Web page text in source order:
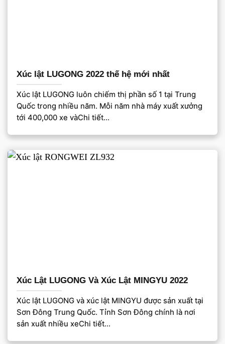
Xúc lật LUGONG 2022 thế hệ mới nhất
Xúc lật LUGONG luôn chiếm thị phần số 1 tại Trung
Quốc trong nhiều năm. Mỗi năm nhà máy xuất xưởng
tới 400,000 xe vàChi tiết...
Xúc Lật LUGONG Và Xúc Lật MINGYU 2022
Xúc lật LUGONG và xúc lật MINGYU được sản xuất tại
Sơn Đông Trung Quốc. Tỉnh Sơn Đông chính là nơi
sản xuất nhiều xeChi tiết...